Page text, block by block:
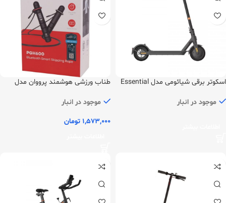
اسکوتر برقی شیائومی مدل Essential
موجود در انبار
طناب ورزشی هوشمند پرووان مدل
موجود در انبار
1,573,000 تومان